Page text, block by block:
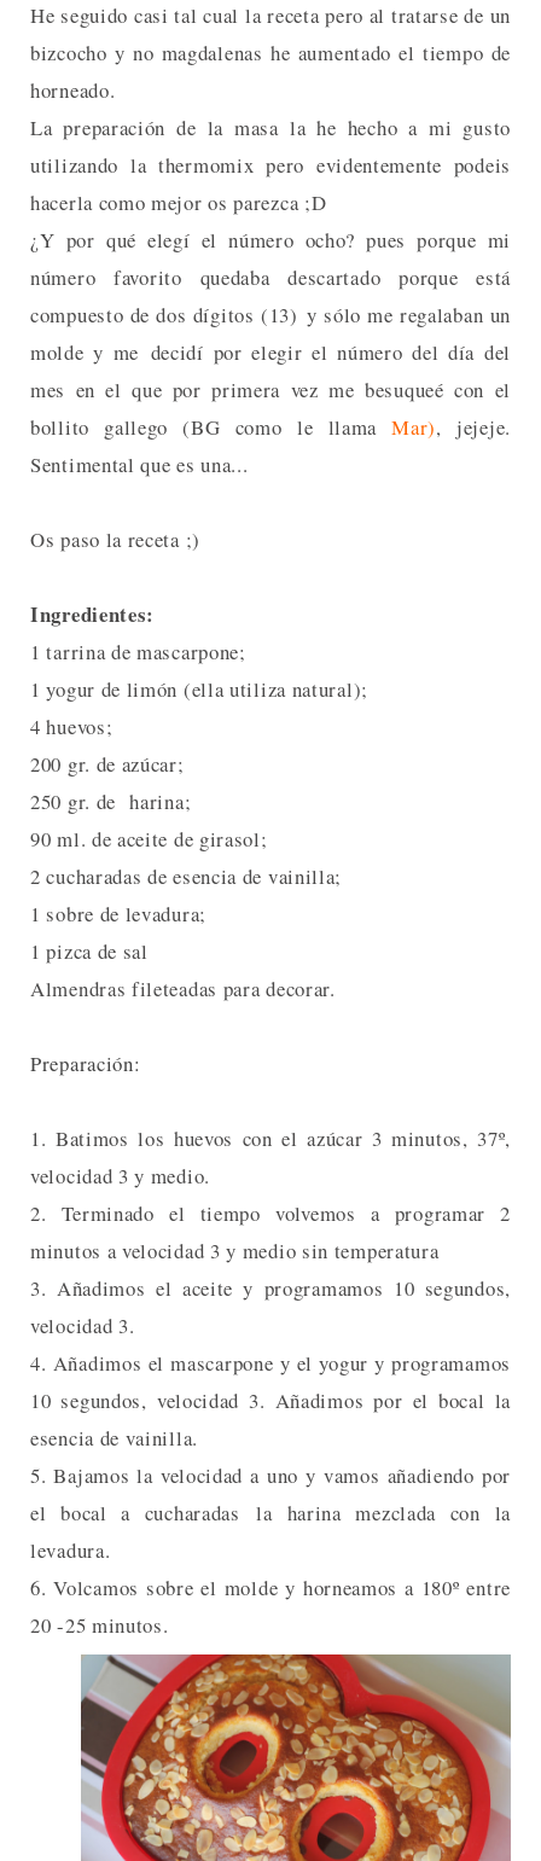
He seguido casi tal cual la receta pero al tratarse de un
bizcocho y no magdalenas he aumentado el tiempo de
horneado.
La preparación de la masa la he hecho a mi gusto
utilizando la thermomix pero evidentemente podeis
hacerla como mejor os parezca ;D
¿Y por qué elegí el número ocho? pues porque mi
número favorito quedaba descartado porque está
compuesto de dos dígitos (13) y sólo me regalaban un
molde y me decidí por elegir el número del día del
mes en el que por primera vez me besuqueé con el
bollito gallego (BG como le llamaMar), jejeje.
Sentimental que es una...
Os paso la receta ;)
Ingredientes:
1 tarrina de mascarpone;
1 yogur de limón (ella utiliza natural);
4 huevos;
200 gr. de azúcar;
250 gr. de harina;
90 ml. de aceite de girasol;
2 cucharadas de esencia de vainilla;
1 sobre de levadura;
1 pizca de sal
Almendras fileteadas para decorar.
Preparación:
1. Batimos los huevos con el azúcar 3 minutos, 37º,
velocidad 3 y medio.
2. Terminado el tiempo volvemos a programar 2
minutos a velocidad 3 y medio sin temperatura
3. Añadimos el aceite y programamos 10 segundos,
velocidad 3.
4. Añadimos el mascarpone y el yogur y programamos
10 segundos, velocidad 3. Añadimos por el bocal la
esencia de vainilla.
5. Bajamos la velocidad a uno y vamos añadiendo por
el bocal a cucharadas la harina mezclada con la
levadura.
6. Volcamos sobre el molde y horneamos a 180º entre
20 -25 minutos.